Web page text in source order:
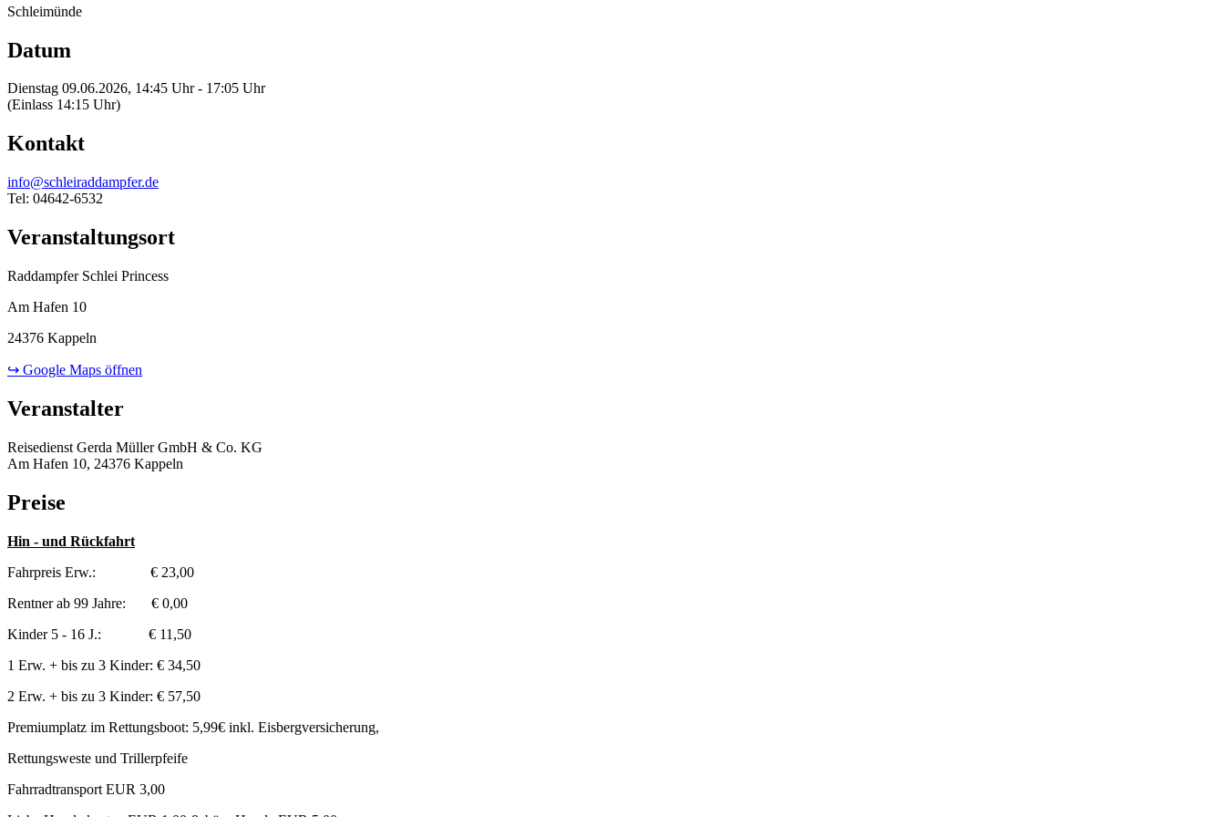
Schleimünde
Datum
Dienstag 09.06.2026, 14:45 Uhr - 17:05 Uhr
(Einlass 14:15 Uhr)
Kontakt
info@schleiraddampfer.de
Tel: 04642-6532
Veranstaltungsort
Raddampfer Schlei Princess
Am Hafen 10
24376 Kappeln
↪ Google Maps öffnen
Veranstalter
Reisedienst Gerda Müller GmbH & Co. KG
Am Hafen 10, 24376 Kappeln
Preise
Hin - und Rückfahrt
Fahrpreis Erw.: € 23,00
Rentner ab 99 Jahre: € 0,00
Kinder 5 - 16 J.: € 11,50
1 Erw. + bis zu 3 Kinder: € 34,50
2 Erw. + bis zu 3 Kinder: € 57,50
Premiumplatz im Rettungsboot: 5,99€ inkl. Eisbergversicherung,
Rettungsweste und Trillerpfeife
Fahrradtransport EUR 3,00